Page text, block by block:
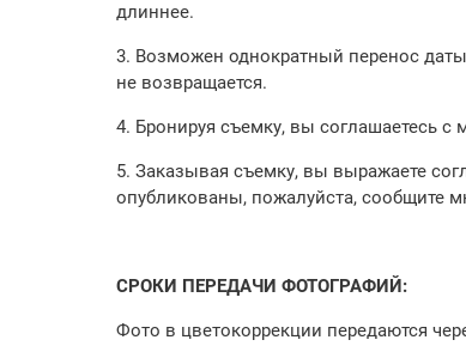
длиннее.
3. Возможен однократный перенос
не возвращается.
4. Бронируя съемку, вы соглашаетесь с
5. Заказывая съемку, вы выражаете
опубликованы, пожалуйста, сообщите
СРОКИ ПЕРЕДАЧИ ФОТОГРАФИЙ:
Фото в цветокоррекции передаются